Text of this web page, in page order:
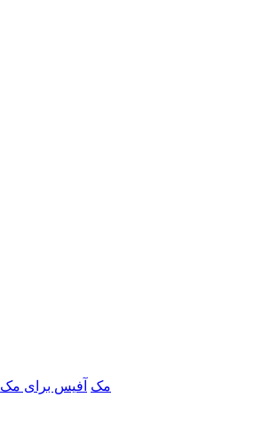
برنامه‌های Adobe مک آفیس برای مک